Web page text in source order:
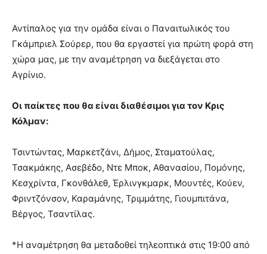
Αντίπαλος για την ομάδα είναι ο Παναιτωλικός του
Γκάμπριελ Σούρερ, που θα εργαστεί για πρώτη φορά στη
χώρα μας, με την αναμέτρηση να διεξάγεται στο
Αγρίνιο.
Οι παίκτες που θα είναι διαθέσιμοι για τον Κρις
Κόλμαν:
Τσιντώντας, Μαρκετζάνι, Δήμος, Σταματούλας,
Τσακμάκης, Ασεβέδο, Ντε Μποκ, Αθανασίου, Πομόνης,
Κεσχρίντα, Γκονθάλεθ, Έρλινγκμαρκ, Μουντές, Κούεν,
Φριντζόνσον, Καραμάνης, Τριμμάτης, Γιουμπιτάνα,
Βέργος, Τσαντίλας.
*H αναμέτρηση θα μεταδοθεί τηλεοπτικά στις 19:00 από